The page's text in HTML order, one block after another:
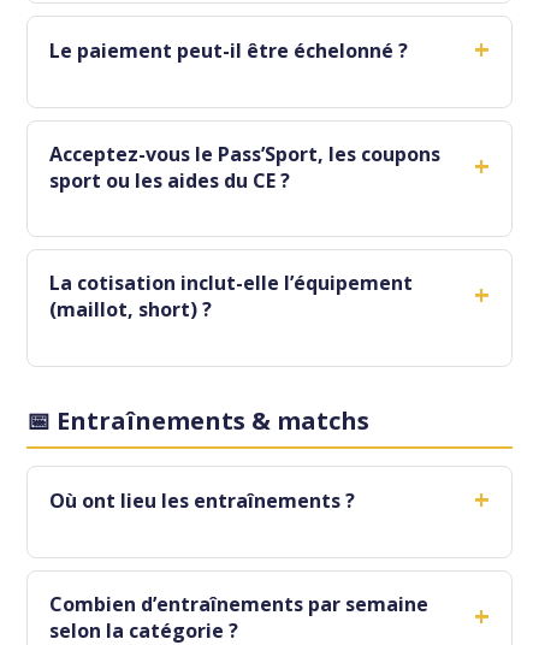
Le paiement peut-il être échelonné ? +
Acceptez-vous le Pass’Sport, les coupons
sport ou les aides du CE ?
+
La cotisation inclut-elle l’équipement
(maillot, short) ?
+
📅 Entraînements & matchs
Où ont lieu les entraînements ? +
Combien d’entraînements par semaine
selon la catégorie ?
+